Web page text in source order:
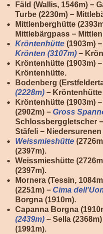
Fäld (Wallis, 1546m) −
Turbe (2230m) −
Mittlenberghütte
Mittlebärgpass −
Kröntenhütte (1903m)
Krönten (3107m) −
Kröntenhütte (1903m)
Kröntenhütte.
Bodenberg
(2228m) − Kröntenhütte
Kröntenhütte (1903m)
(2902m) − Gross
Schlossberggletscher
Stäfeli −
Weissmieshütte
(2397m).
Weissmieshütte
(2397m).
Mornera (Tessin,
(2251m) − Cima
Borgna (1910m).
Capanna Borgna
(2439m) − Sella
(1991m).